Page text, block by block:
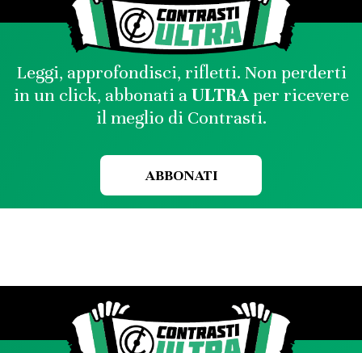
Leggi, approfondisci, rifletti. Non perderti
in un click, abbonati aULTRAper ricevere
il meglio di Contrasti.
ABBONATI